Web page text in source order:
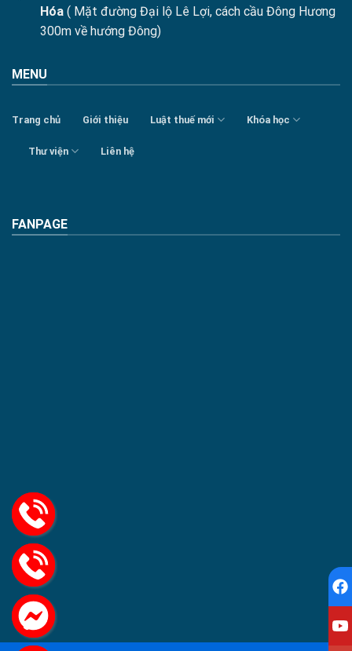
Hóa ( Mặt đường Đại lộ Lê Lợi, cách cầu Đông Hương
300m về hướng Đông)
MENU
Trang chủ Giới thiệu Luật thuế mới Khóa học
Thư viện Liên hệ
FANPAGE